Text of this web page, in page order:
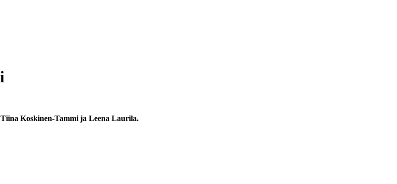
Koskinen-Tammi ja Leena Laurila.